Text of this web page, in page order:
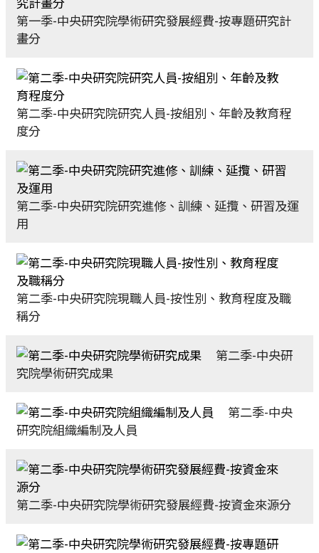
第一季-中央研究院學術研究發展經費-按專題研究計
畫分
第二季-中央研究院研究人員-按組別、年齡及教育程
度分
第二季-中央研究院研究進修、訓練、延攬、研習及運
用
第二季-中央研究院現職人員-按性別、教育程度及職
稱分
第二季-中央研
究院學術研究成果
第二季-中央
研究院組織編制及人員
第二季-中央研究院學術研究發展經費-按資金來源分